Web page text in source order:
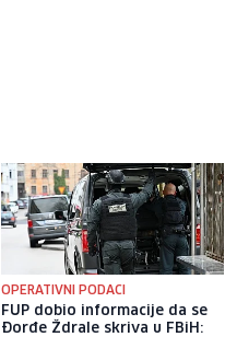
OPERATIVNI PODACI
FUP dobio informacije da se
Đorđe Ždrale skriva u FBiH: